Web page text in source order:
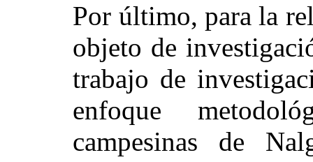
Por último, para la
objeto de
trabajo de
enfoque
campesinas de